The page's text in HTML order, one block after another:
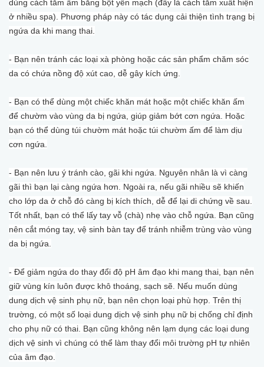
dùng cách tắm ấm bằng bột yến mạch (đây là cách tắm xuất hiện
ở nhiều spa). Phương pháp này có tác dụng cải thiện tình trạng bị
ngứa da khi mang thai.
- Bạn nên tránh các loại xà phòng hoặc các sản phẩm chăm sóc
da có chứa nồng độ xút cao, dễ gây kích ứng.
- Bạn có thể dùng một chiếc khăn mát hoặc một chiếc khăn ấm
để chườm vào vùng da bị ngứa, giúp giảm bớt cơn ngứa. Hoặc
bạn có thể dùng túi chườm mát hoặc túi chườm ấm để làm dịu
cơn ngứa.
- Bạn nên lưu ý tránh cào, gãi khi ngứa. Nguyên nhân là vì càng
gãi thì bạn lại càng ngứa hơn. Ngoài ra, nếu gãi nhiều sẽ khiến
cho lớp da ở chỗ đó càng bị kích thích, dễ để lại di chứng về sau.
Tốt nhất, bạn có thể lấy tay vỗ (chà) nhẹ vào chỗ ngứa. Bạn cũng
nên cắt móng tay, vệ sinh bàn tay để tránh nhiễm trùng vào vùng
da bị ngứa.
- Để giảm ngứa do thay đổi độ pH âm đạo khi mang thai, bạn nên
giữ vùng kín luôn được khô thoáng, sạch sẽ. Nếu muốn dùng
dung dịch vệ sinh phụ nữ, bạn nên chọn loại phù hợp. Trên thị
trường, có một số loại dung dịch vệ sinh phụ nữ bị chống chỉ định
cho phụ nữ có thai. Bạn cũng không nên lạm dụng các loại dung
dịch vệ sinh vì chúng có thể làm thay đổi môi trường pH tự nhiên
của âm đạo.